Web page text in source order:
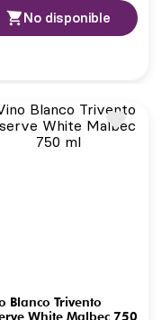
No disponible
Blanco Trivento
White Malbec 750